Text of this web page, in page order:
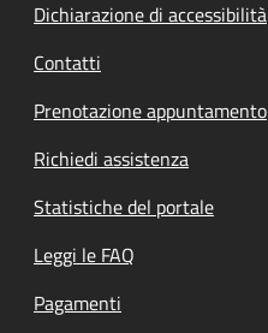
Dichiarazione di accessibilità
Contatti
Prenotazione appuntamento
Richiedi assistenza
Statistiche del portale
Leggi le FAQ
Pagamenti